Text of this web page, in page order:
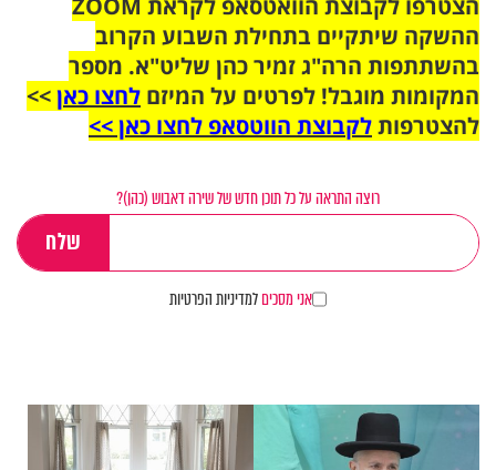
הצטרפו לקבוצת הוואטסאפ לקראת ZOOM
ההשקה שיתקיים בתחילת השבוע הקרוב
בהשתתפות הרה"ג זמיר כהן שליט"א. מספר
המקומות מוגבל! לפרטים על המיזם לחצו כאן>>
להצטרפותלקבוצת הווטסאפ לחצו כאן >>
רוצה התראה על כל תוכן חדש של שירה דאבוש (כהן)?
אני מסכיםלמדיניות הפרטיות